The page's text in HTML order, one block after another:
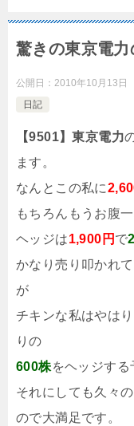
驚きの東京電力
公開日： 2010年10月13日
日記
【9501】東京電力
ます。
なんとこの私に
もちろんもうお腹
ヘッジは1,900円 で
かなり売り叩かれ
が
チキンな私はやは
りの
600株をヘッジする
それにしても久々
ので大満足です。